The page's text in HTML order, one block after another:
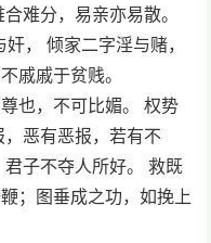
难分，易亲亦易散。
， 倾家二字淫与赌，
戚戚于贫贱。
也，不可比媚。 权势
恶有恶报，若有不
子不夺人所好。 救既
；图垂成之功，如挽上